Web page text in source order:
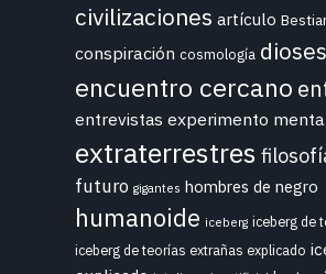
civilizaciones artículo
conspiración cosmología dioses
encuentro cercano
entrevistas experimento
extraterrestres
futuro gigantes hombres de negro
humanoide iceberg iceberg de
iceberg de teorías extrañas explicado